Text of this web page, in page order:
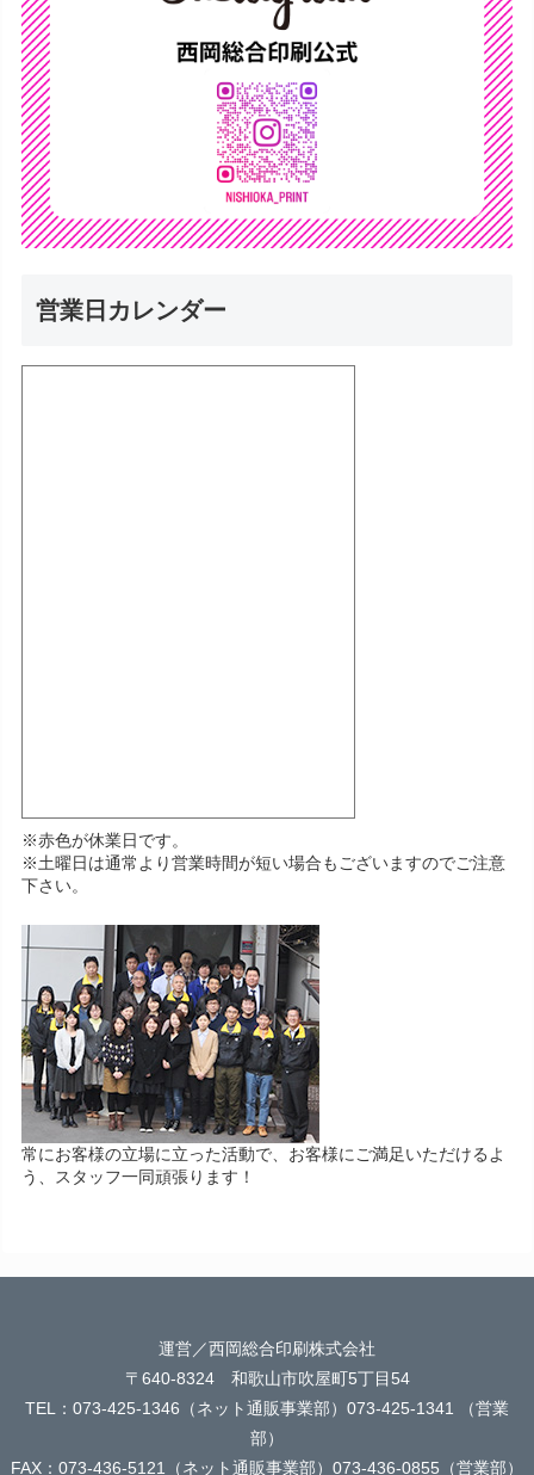
営業日カレンダー
※赤色が休業日です。
※土曜日は通常より営業時間が短い場合もございますのでご注意
下さい。
常にお客様の立場に立った活動で、お客様にご満足いただけるよ
う、スタッフ一同頑張ります！
運営／西岡総合印刷株式会社
〒640-8324 和歌山市吹屋町5丁目54
TEL：073-425-1346（ネット通販事業部）073-425-1341 （営業
部）
FAX：073-436-5121（ネット通販事業部）073-436-0855（営業部）